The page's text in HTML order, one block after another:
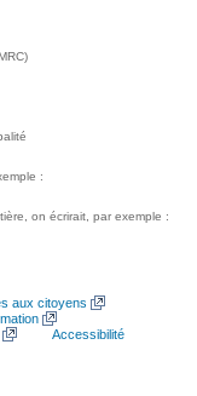
:
on écrirait, par exemple :
aux citoyens
Accessibilité